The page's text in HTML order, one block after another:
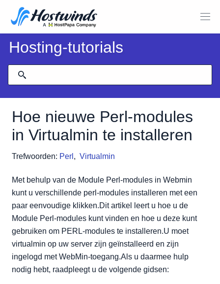
Hosting-tutorials
Hoe nieuwe Perl-modules
in Virtualmin te installeren
Trefwoorden: Perl , Virtualmin
Met behulp van de Module Perl-modules in Webmin
kunt u verschillende perl-modules installeren met een
paar eenvoudige klikken.Dit artikel leert u hoe u de
Module Perl-modules kunt vinden en hoe u deze kunt
gebruiken om PERL-modules te installeren.U moet
virtualmin op uw server zijn geïnstalleerd en zijn
ingelogd met WebMin-toegang.Als u daarmee hulp
nodig hebt, raadpleegt u de volgende gidsen: